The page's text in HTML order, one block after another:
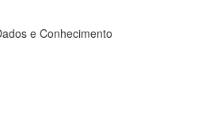
e Conhecimento